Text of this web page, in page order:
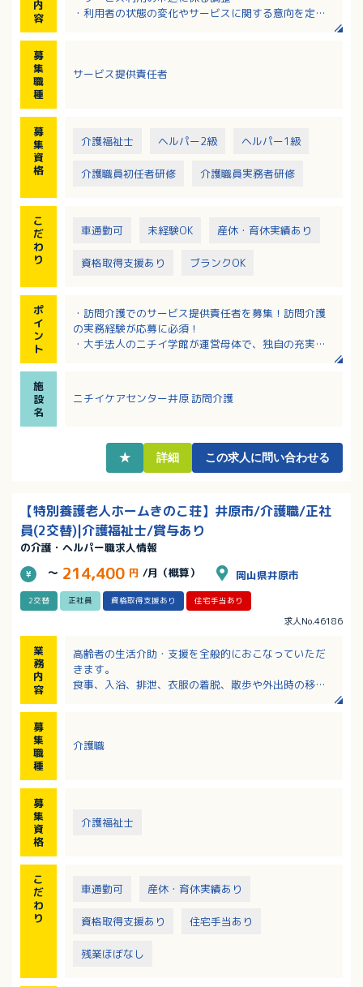
内
容
・利用者の状態の変化やサービスに関する意向を定期
・ヘルパーの指導、育成、管理
募
集
職
種
サービス提供責任者
募
集
資
格
介護福祉士 ヘルパー2級 ヘルパー1級
介護職員初任者研修 介護職員実務者研修
こ
だ
わ
り
車通勤可 未経験OK 産休・育休実績あり
資格取得支援あり ブランクOK
ポ
イ
ン
ト
・訪問介護でのサービス提供責任者を募集！訪問介護
の実務経験が応募に必須！
・大手法人のニチイ学館が運営母体で、独自の充実し
・各種手当充実！頑張りが評価される賃金制度！
施
設
名
ニチイケアセンター井原 訪問介護
★ 詳細 この求人に問い合わせる
【特別養護老人ホームきのこ荘】井原市/介護職/正社
員(2交替)|介護福祉士/賞与あり
の介護・ヘルパー職求人情報
～ 214,400 円 /月（概算） 岡山県井原市
2交替 正社員 資格取得支援あり 住宅手当あり
求人No.46186
業
務
内
容
高齢者の生活介助・支援を全般的におこなっていただ
きます。
食事、入浴、排泄、衣服の着脱、散歩や外出時の移動
募
集
職
種
介護職
募
集
資
格
介護福祉士
こ
だ
わ
り
車通勤可 産休・育休実績あり
資格取得支援あり 住宅手当あり
残業ほぼなし